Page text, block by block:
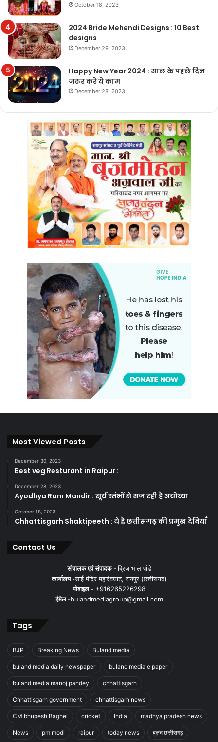
October 18, 2023
2024 Bride Mehendi Designs : 10 Best
designs
December 29, 2023
Happy New Year 2024 : साल के पहले दिन
जरुर करे ये काम
December 28, 2023
Most Viewed Posts
December 30, 2023
Best veg Resturant in Raipur :
December 28, 2023
Ayodhya Ram Mandir : सूर्य स्तंभों से सज रही है अयोध्या
October 18, 2023
Chhattisgarh Shaktipeeth : ये है छत्तीसगढ़ की प्रमुख देवियाँ
Contact Us
संचालक एवं संपादक -ब्रिज भाल पांडे
कार्यालय -साई मंदिर महादेवघाट, रायपुर (छत्तीसगढ़)
मोबाइल - +916265226298
ईमेल -bulandmediagroup@gmail.com
Tags
BJP Breaking News Buland media
buland media daily newspaper buland media e paper
buland media manoj pandey chhattisgarh
Chhattisgarh government chhattisgarh news
CM bhupesh Baghel cricket India madhya pradesh news
News pm modi raipur today news बुलंद छत्तीसगढ़